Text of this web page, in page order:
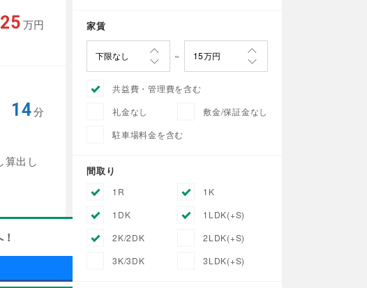
万円
14分
算出し
家賃
共益費・管理費を含む
礼金なし
敷金/保証金なし
駐車場料金を含む
間取り
1R
1K
1DK
1LDK(+S)
2K/2DK
2LDK(+S)
3K/3DK
3LDK(+S)